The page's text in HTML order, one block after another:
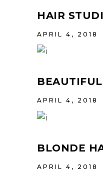
HAIR
APRIL 4, 2018
APRIL 4, 2018
BLONDE
APRIL 4, 2018